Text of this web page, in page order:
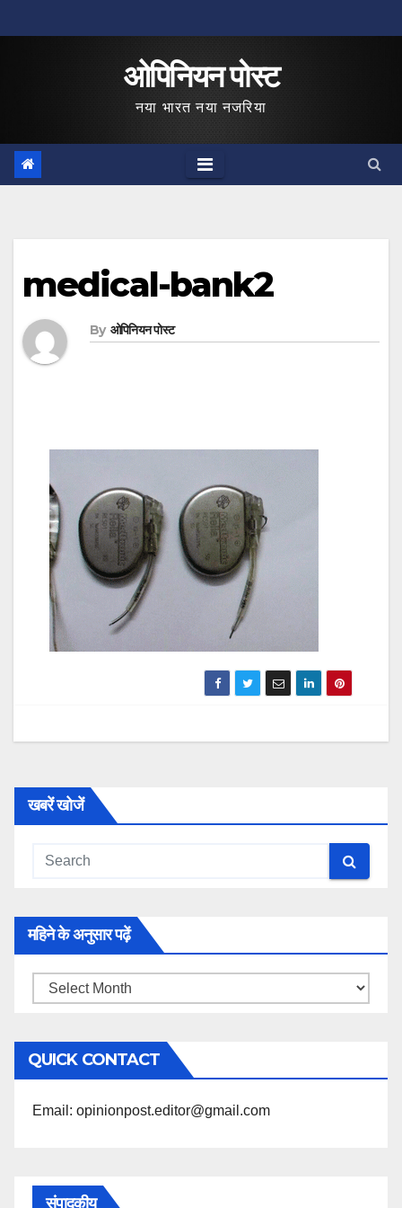
to
ओपिनियन पोस्ट
नया भारत नया नजरिया
medical-bank2
By ओपिनियन पोस्ट
खबरें खोजें
महिने के अनुसार पढ़ें
महिने
अनुसार
पढ़ें
QUICK CONTACT
Email: opinionpost.editor@gmail.com
संपादकीय